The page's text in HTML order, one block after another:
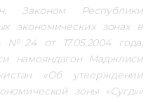
Законом Республики
экономических зонах в
№24 от 17.05.2004 года,
намояндагон Маджлиси
«Об утверждении
зоны «Сугд»»